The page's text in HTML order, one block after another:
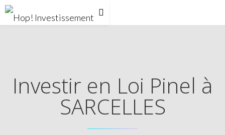
Investir en Loi Pinel à
SARCELLES